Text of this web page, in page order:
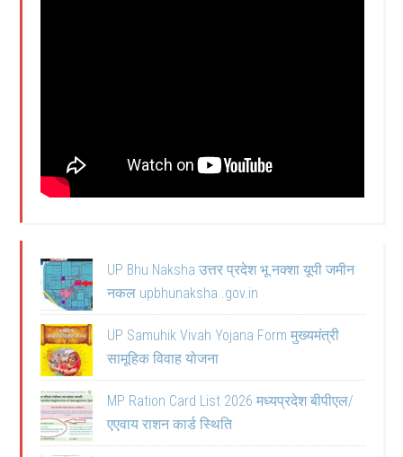
UP Bhu Naksha उत्तर प्रदेश भू नक्शा यूपी जमीन
नकल upbhunaksha .gov.in
UP Samuhik Vivah Yojana Form मुख्यमंत्री
सामूहिक विवाह योजना
MP Ration Card List 2026 मध्यप्रदेश बीपीएल/
एएवाय राशन कार्ड स्थिति